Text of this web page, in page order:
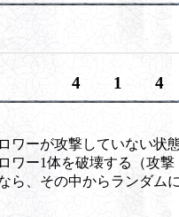
4 1 4
ワーが攻撃していない状
ワー1体を破壊する（攻撃
ら、その中からランダム